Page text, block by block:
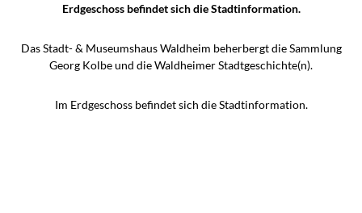
Erdgeschoss befindet sich die Stadtinformation.
Das Stadt- & Museumshaus Waldheim beherbergt die Sammlung
Georg Kolbe und die Waldheimer Stadtgeschichte(n).
Im Erdgeschoss befindet sich die Stadtinformation.